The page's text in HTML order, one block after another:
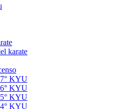
karate
KYU
KYU
KYU
KYU